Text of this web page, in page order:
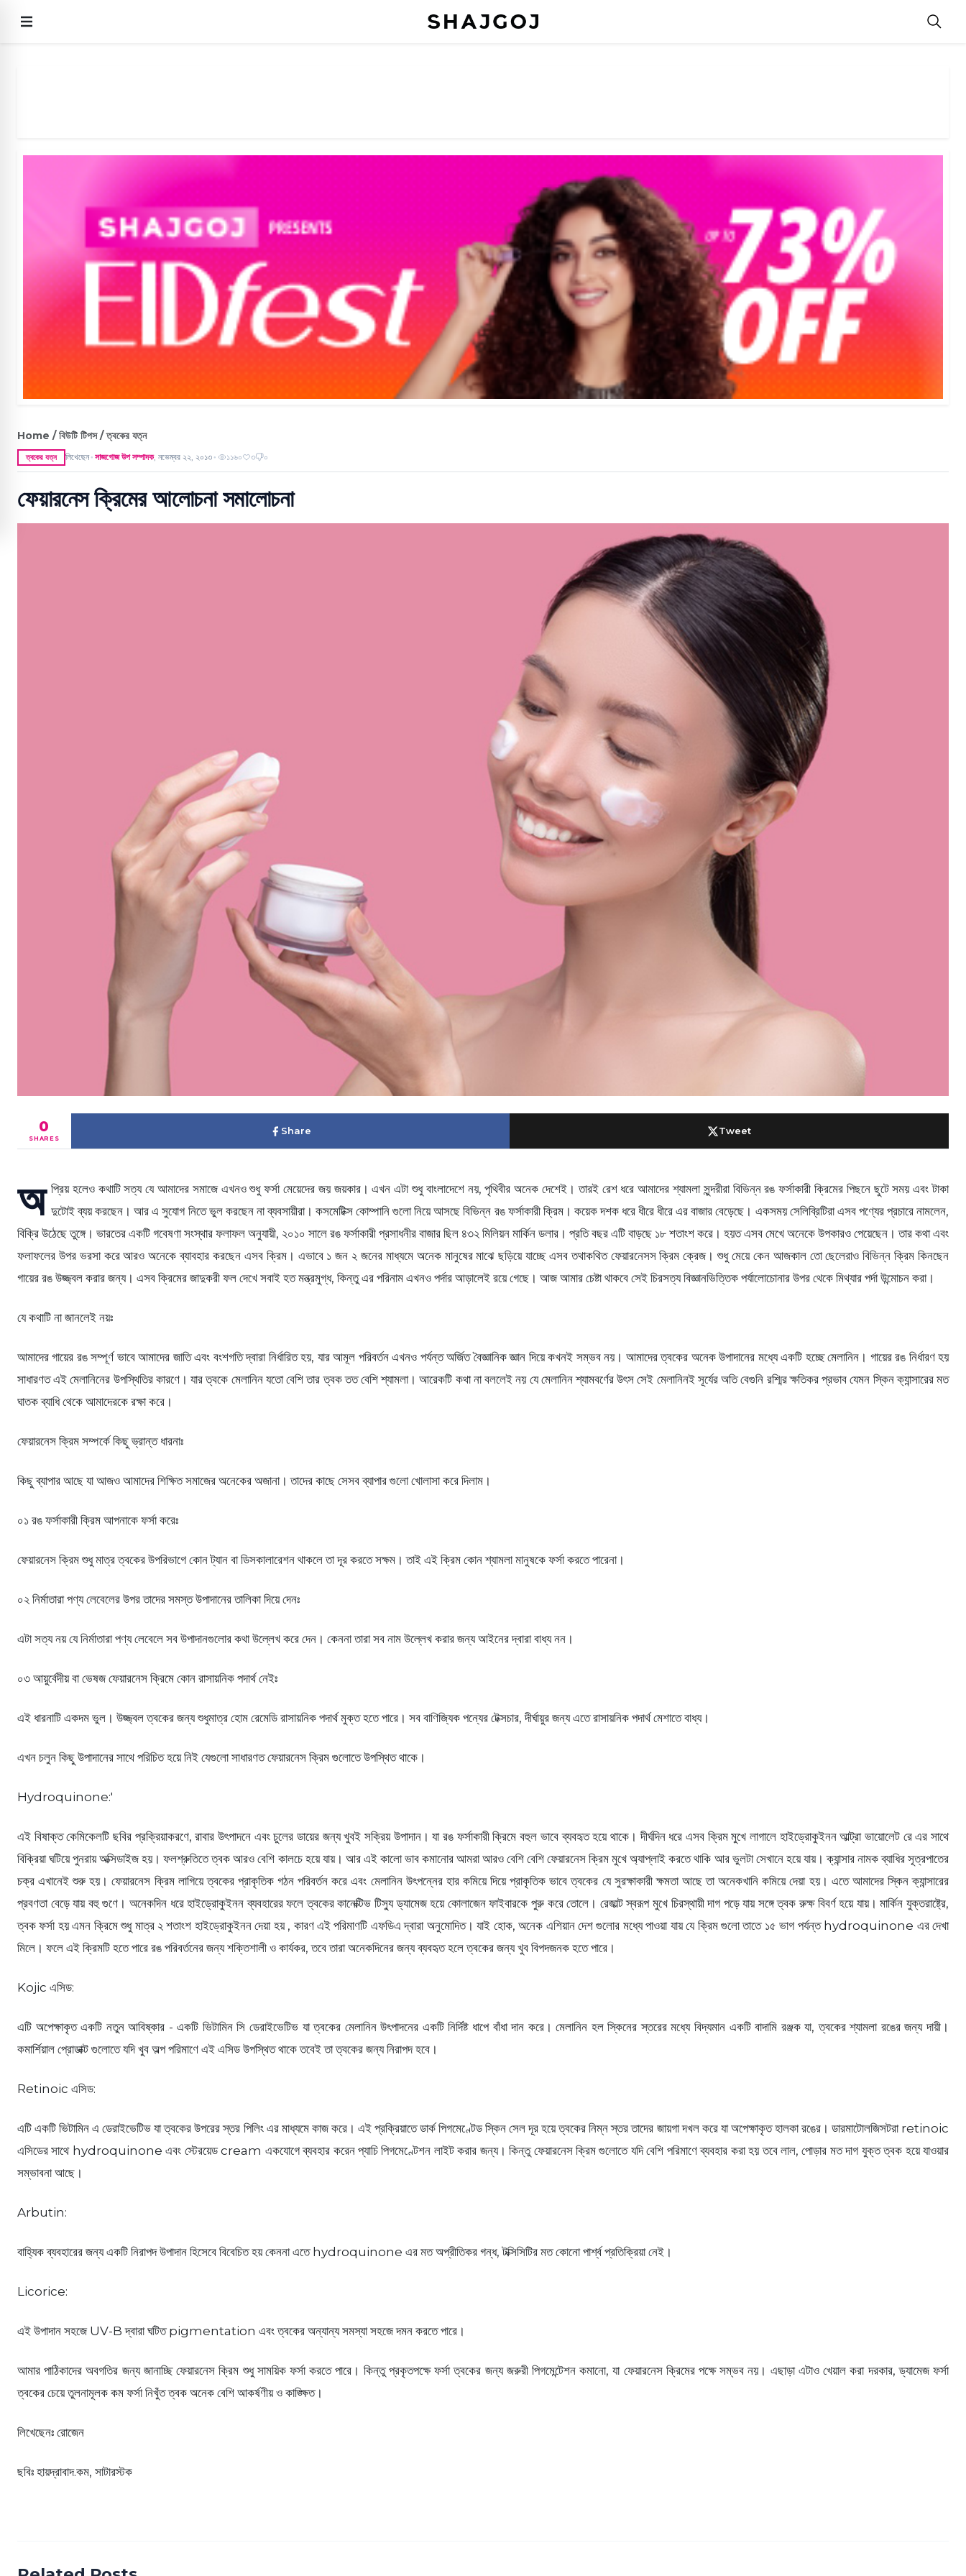
Home / বিউটি টিপস / ত্বকের যত্ন
ত্বকের যত্ন লিখেছেন ● সাজগোজ উপ সম্পাদক, নভেম্বর ২২, ২০১৩ ● ১১৬০ ৩ ০
ফেয়ারনেস ক্রিমের আলোচনা সমালোচনা
0
SHARES
Share Tweet
অ প্রিয় হলেও কথাটি সত্য যে আমাদের সমাজে এখনও শুধু ফর্সা মেয়েদের জয় জয়কার। এখন এটা শুধু বাংলাদেশে নয়, পৃথিবীর অনেক দেশেই। তারই রেশ ধরে আমাদের শ্যামলা সুন্দরীরা বিভিন্ন রঙ ফর্সাকারী ক্রিমের পিছনে ছুটে সময় এবং টাকা
দুটোই ব্যয় করছেন। আর এ সুযোগ নিতে ভুল করছেন না ব্যবসায়ীরা। কসমেটিক্স কোম্পানি গুলো নিয়ে আসছে বিভিন্ন রঙ ফর্সাকারী ক্রিম। কয়েক দশক ধরে ধীরে ধীরে এর বাজার বেড়েছে। একসময় সেলিব্রিটিরা এসব পণ্যের প্রচারে নামলেন,
বিক্রি উঠেছে তুঙ্গে। ভারতের একটি গবেষণা সংস্থার ফলাফল অনুযায়ী, ২০১০ সালে রঙ ফর্সাকারী প্রসাধনীর বাজার ছিল ৪৩২ মিলিয়ন মার্কিন ডলার। প্রতি বছর এটি বাড়ছে ১৮ শতাংশ করে। হয়ত এসব মেখে অনেকে উপকারও পেয়েছেন। তার কথা এবং
ফলাফলের উপর ভরসা করে আরও অনেকে ব্যাবহার করছেন এসব ক্রিম। এভাবে ১ জন ২ জনের মাধ্যমে অনেক মানুষের মাঝে ছড়িয়ে যাচ্ছে এসব তথাকথিত ফেয়ারনেসস ক্রিম ক্রেজ। শুধু মেয়ে কেন আজকাল তো ছেলেরাও বিভিন্ন ক্রিম কিনছেন
গায়ের রঙ উজ্জ্বল করার জন্য। এসব ক্রিমের জাদুকরী ফল দেখে সবাই হত মন্ত্রমুগ্ধ, কিন্তু এর পরিনাম এখনও পর্দার আড়ালেই রয়ে গেছে। আজ আমার চেষ্টা থাকবে সেই চিরসত্য বিজ্ঞানভিত্তিক পর্যালোচোনার উপর থেকে মিথ্যার পর্দা উন্মোচন করা।
যে কথাটি না জানলেই নয়ঃ
আমাদের গায়ের রঙ সম্পূর্ণ ভাবে আমাদের জাতি এবং বংশগতি দ্বারা নির্ধারিত হয়, যার আমূল পরিবর্তন এখনও পর্যন্ত অর্জিত বৈজ্ঞানিক জ্ঞান দিয়ে কখনই সম্ভব নয়। আমাদের ত্বকের অনেক উপাদানের মধ্যে একটি হচ্ছে মেলানিন। গায়ের রঙ নির্ধারণ হয়
সাধারণত এই মেলানিনের উপস্থিতির কারণে। যার ত্বকে মেলানিন যতো বেশি তার ত্বক তত বেশি শ্যামলা। আরেকটি কথা না বললেই নয় যে মেলানিন শ্যামবর্ণের উৎস সেই মেলানিনই সূর্যের অতি বেগুনি রশ্মির ক্ষতিকর প্রভাব যেমন স্কিন ক্যান্সারের মত
ঘাতক ব্যাধি থেকে আমাদেরকে রক্ষা করে।
ফেয়ারনেস ক্রিম সম্পর্কে কিছু ভ্রান্ত ধারনাঃ
কিছু ব্যাপার আছে যা আজও আমাদের শিক্ষিত সমাজের অনেকের অজানা। তাদের কাছে সেসব ব্যাপার গুলো খোলাসা করে দিলাম।
০১ রঙ ফর্সাকারী ক্রিম আপনাকে ফর্সা করেঃ
ফেয়ারনেস ক্রিম শুধু মাত্র ত্বকের উপরিভাগে কোন ট্যান বা ডিসকালারেশন থাকলে তা দূর করতে সক্ষম। তাই এই ক্রিম কোন শ্যামলা মানুষকে ফর্সা করতে পারেনা।
০২ নির্মাতারা পণ্য লেবেলের উপর তাদের সমস্ত উপাদানের তালিকা দিয়ে দেনঃ
এটা সত্য নয় যে নির্মাতারা পণ্য লেবেলে সব উপাদানগুলোর কথা উল্লেখ করে দেন। কেননা তারা সব নাম উল্লেখ করার জন্য আইনের দ্বারা বাধ্য নন।
০৩ আয়ুর্বেদীয় বা ভেষজ ফেয়ারনেস ক্রিমে কোন রাসায়নিক পদার্থ নেইঃ
এই ধারনাটি একদম ভুল। উজ্জ্বল ত্বকের জন্য শুধুমাত্র হোম রেমেডি রাসায়নিক পদার্থ মুক্ত হতে পারে। সব বাণিজ্যিক পন্যের টেক্সচার, দীর্ঘায়ুর জন্য এতে রাসায়নিক পদার্থ মেশাতে বাধ্য।
এখন চলুন কিছু উপাদানের সাথে পরিচিত হয়ে নিই যেগুলো সাধারণত ফেয়ারনেস ক্রিম গুলোতে উপস্থিত থাকে।
Hydroquinone:'
এই বিষাক্ত কেমিকেলটি ছবির প্রক্রিয়াকরণে, রাবার উৎপাদনে এবং চুলের ডায়ের জন্য খুবই সক্রিয় উপাদান। যা রঙ ফর্সাকারী ক্রিমে বহুল ভাবে ব্যবহৃত হয়ে থাকে। দীর্ঘদিন ধরে এসব ক্রিম মুখে লাগালে হাইড্রোকুইনন আল্ট্রা ভায়োলেট রে এর সাথে
বিক্রিয়া ঘটিয়ে পুনরায় অক্সিডাইজ হয়। ফলশ্রুতিতে ত্বক আরও বেশি কালচে হয়ে যায়। আর এই কালো ভাব কমানোর আমরা আরও বেশি বেশি ফেয়ারনেস ক্রিম মুখে অ্যাপ্লাই করতে থাকি আর ভুলটা সেখানে হয়ে যায়। ক্যান্সার নামক ব্যাধির সূত্রপাতের
চক্র এখানেই শুরু হয়। ফেয়ারনেস ক্রিম লাগিয়ে ত্বকের প্রাকৃতিক গঠন পরিবর্তন করে এবং মেলানিন উৎপন্নের হার কমিয়ে দিয়ে প্রাকৃতিক ভাবে ত্বকের যে সুরক্ষাকারী ক্ষমতা আছে তা অনেকখানি কমিয়ে দেয়া হয়। এতে আমাদের স্কিন ক্যান্সারের
প্রবণতা বেড়ে যায় বহু গুণে। অনেকদিন ধরে হাইড্রোকুইনন ব্যবহারের ফলে ত্বকের কানেক্টিভ টিস্যু ড্যামেজ হয়ে কোলাজেন ফাইবারকে পুরু করে তোলে। রেজাল্ট স্বরূপ মুখে চিরস্থায়ী দাগ পড়ে যায় সঙ্গে ত্বক রুক্ষ বিবর্ণ হয়ে যায়। মার্কিন যুক্তরাষ্ট্রে,
ত্বক ফর্সা হয় এমন ক্রিমে শুধু মাত্র ২ শতাংশ হাইড্রোকুইনন দেয়া হয় , কারণ এই পরিমাণটি এফডিএ দ্বারা অনুমোদিত। যাই হোক, অনেক এশিয়ান দেশ গুলোর মধ্যে পাওয়া যায় যে ক্রিম গুলো তাতে ১৫ ভাগ পর্যন্ত hydroquinone এর দেখা
মিলে। ফলে এই ক্রিমটি হতে পারে রঙ পরিবর্তনের জন্য শক্তিশালী ও কার্যকর, তবে তারা অনেকদিনের জন্য ব্যবহৃত হলে ত্বকের জন্য খুব বিপদজনক হতে পারে।
Kojic এসিড:
এটি অপেক্ষাকৃত একটি নতুন আবিষ্কার - একটি ভিটামিন সি ডেরাইভেটিভ যা ত্বকের মেলানিন উৎপাদনের একটি নির্দিষ্ট ধাপে বাঁধা দান করে। মেলানিন হল স্কিনের স্তরের মধ্যে বিদ্যমান একটি বাদামি রঞ্জক যা, ত্বকের শ্যামলা রঙের জন্য দায়ী।
কমার্শিয়াল প্রোডাক্ট গুলোতে যদি খুব অল্প পরিমাণে এই এসিড উপস্থিত থাকে তবেই তা ত্বকের জন্য নিরাপদ হবে।
Retinoic এসিড:
এটি একটি ভিটামিন এ ডেরাইভেটিভ যা ত্বকের উপরের স্তর পিলিং এর মাধ্যমে কাজ করে। এই প্রক্রিয়াতে ডার্ক পিগমেণ্টেড স্কিন সেল দূর হয়ে ত্বকের নিম্ন স্তর তাদের জায়গা দখল করে যা অপেক্ষাকৃত হালকা রঙের। ডারমাটোলজিসটরা retinoic
এসিডের সাথে hydroquinone এবং স্টেরয়েড cream একযোগে ব্যবহার করেন প্যাচি পিগমেণ্টেশন লাইট করার জন্য। কিন্তু ফেয়ারনেস ক্রিম গুলোতে যদি বেশি পরিমাণে ব্যবহার করা হয় তবে লাল, পোড়ার মত দাগ যুক্ত ত্বক হয়ে যাওয়ার
সম্ভাবনা আছে।
Arbutin:
বাহ্যিক ব্যবহারের জন্য একটি নিরাপদ উপাদান হিসেবে বিবেচিত হয় কেননা এতে hydroquinone এর মত অপ্রীতিকর গন্ধ, টক্সিসিটির মত কোনো পার্শ্ব প্রতিক্রিয়া নেই।
Licorice:
এই উপাদান সহজে UV-B দ্বারা ঘটিত pigmentation এবং ত্বকের অন্যান্য সমস্যা সহজে দমন করতে পারে।
আমার পাঠিকাদের অবগতির জন্য জানাচ্ছি ফেয়ারনেস ক্রিম শুধু সাময়িক ফর্সা করতে পারে। কিন্তু প্রকৃতপক্ষে ফর্সা ত্বকের জন্য জরুরী পিগমেন্টেশন কমানো, যা ফেয়ারনেস ক্রিমের পক্ষে সম্ভব নয়। এছাড়া এটাও খেয়াল করা দরকার, ড্যামেজ ফর্সা
ত্বকের চেয়ে তুলনামূলক কম ফর্সা নিখুঁত ত্বক অনেক বেশি আকর্ষণীয় ও কাঙ্ক্ষিত।
লিখেছেনঃ রোজেন
ছবিঃ হায়দ্রাবাদ.কম, সাটারস্টক